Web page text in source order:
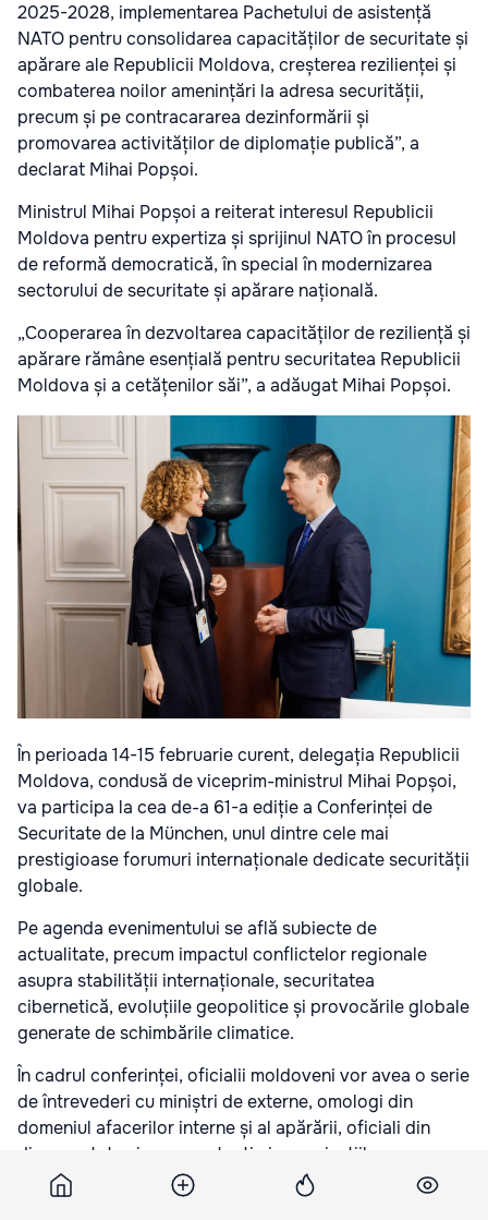
2025-2028, implementarea Pachetului de asistență
NATO pentru consolidarea capacităților de securitate și
apărare ale Republicii Moldova, creșterea rezilienței și
combaterea noilor amenințări la adresa securității,
precum și pe contracararea dezinformării și
promovarea activităților de diplomație publică”, a
declarat Mihai Popșoi.
Ministrul Mihai Popșoi a reiterat interesul Republicii
Moldova pentru expertiza și sprijinul NATO în procesul
de reformă democratică, în special în modernizarea
sectorului de securitate și apărare națională.
„Cooperarea în dezvoltarea capacităților de reziliență și
apărare rămâne esențială pentru securitatea Republicii
Moldova și a cetățenilor săi”, a adăugat Mihai Popșoi.
În perioada 14-15 februarie curent, delegația Republicii
Moldova, condusă de viceprim-ministrul Mihai Popșoi,
va participa la cea de-a 61-a ediție a Conferinței de
Securitate de la München, unul dintre cele mai
prestigioase forumuri internaționale dedicate securității
globale.
Pe agenda evenimentului se află subiecte de
actualitate, precum impactul conflictelor regionale
asupra stabilității internaționale, securitatea
cibernetică, evoluțiile geopolitice și provocările globale
generate de schimbările climatice.
În cadrul conferinței, oficialii moldoveni vor avea o serie
de întrevederi cu miniștri de externe, omologi din
domeniul afacerilor interne și al apărării, oficiali din
diverse state și reprezentanți ai organizațiilor
internaționale. Discuțiile se vor axa pe consolidarea